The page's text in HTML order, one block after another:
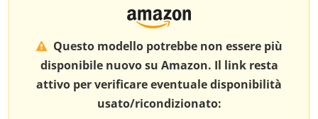
Questo modello potrebbe non essere più
disponibile nuovo su Amazon. Il link resta
attivo per verificare eventuale disponibilità
usato/ricondizionato: